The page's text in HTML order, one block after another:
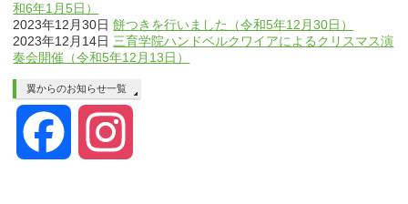
和6年1月5日）
2023年12月30日 餅つきを行いました（令和5年12月30日）
2023年12月14日 三育学院ハンドベルクワイアによるクリスマス演
奏会開催（令和5年12月13日）
翼からのお知らせ一覧
Facebook